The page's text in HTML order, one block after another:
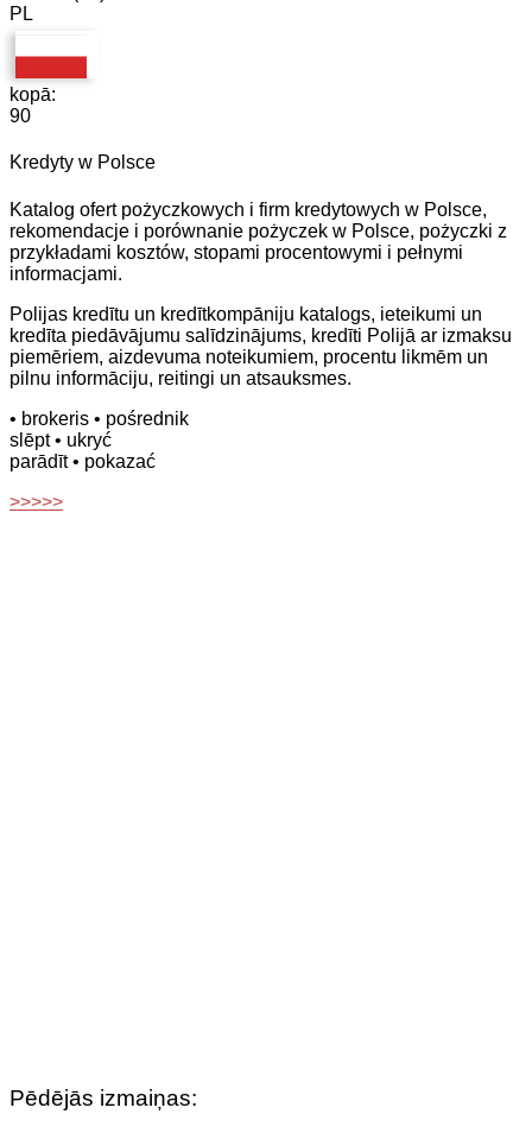
PL
kopā:
90
Kredyty w Polsce
Katalog ofert pożyczkowych i firm kredytowych w Polsce,
rekomendacje i porównanie pożyczek w Polsce, pożyczki z
przykładami kosztów, stopami procentowymi i pełnymi
informacjami.
Polijas kredītu un kredītkompāniju katalogs, ieteikumi un
kredīta piedāvājumu salīdzinājums, kredīti Polijā ar izmaksu
piemēriem, aizdevuma noteikumiem, procentu likmēm un
pilnu informāciju, reitingi un atsauksmes.
• brokeris • pośrednik
slēpt• ukryć
parādīt• pokazać
>>>>>
Pēdējās izmaiņas: